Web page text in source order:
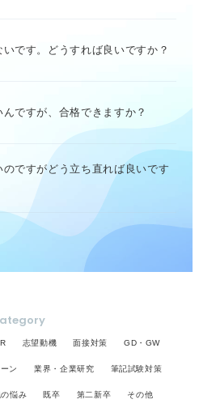
です。どうすれば良いですか？
ですが、合格できますか？
ですがどう立ち直れば良いです
志望動機 面接対策 GD・GW
ン 業界・企業研究 筆記試験対策
悩み 既卒 第二新卒 その他